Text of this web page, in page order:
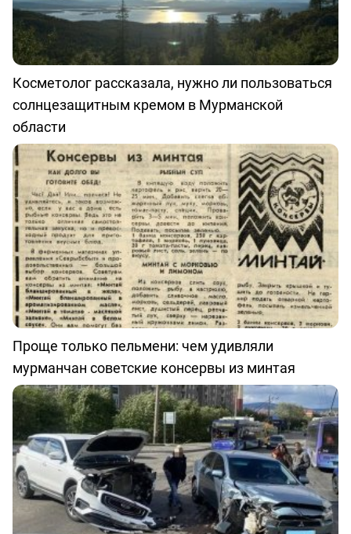
Косметолог рассказала, нужно ли пользоваться
солнцезащитным кремом в Мурманской
области
Проще только пельмени: чем удивляли
мурманчан советские консервы из минтая